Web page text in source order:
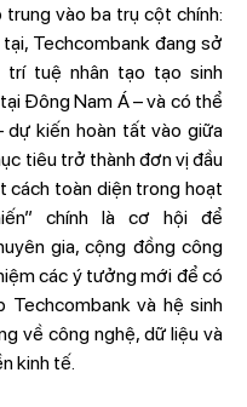
vào ba trụ cột chính:
Techcombank đang sở
trí tuệ nhân tạo tạo sinh
Đông Nam Á – và có thể
dự kiến hoàn tất vào giữa
tiêu trở thành đơn vị đầu
cách toàn diện trong hoạt
chính là cơ hội để
gia, cộng đồng công
các ý tưởng mới để có
Techcombank và hệ sinh
về công nghệ, dữ liệu và
kinh tế.